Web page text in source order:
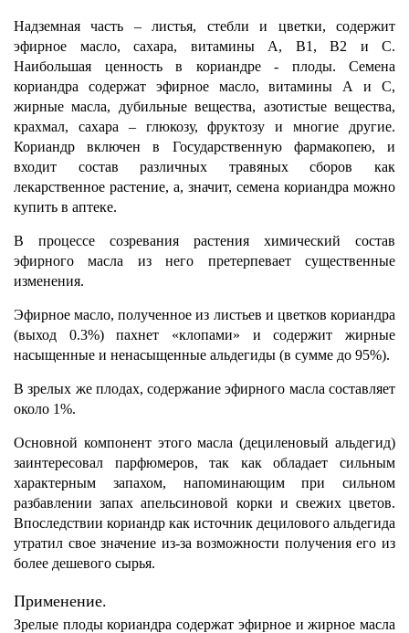
Надземная часть – листья, стебли и цветки, содержит
эфирное масло, сахара, витамины А, В1, В2 и С.
Наибольшая ценность в кориандре - плоды. Семена
кориандра содержат эфирное масло, витамины А и С,
жирные масла, дубильные вещества, азотистые вещества,
крахмал, сахара – глюкозу, фруктозу и многие другие.
Кориандр включен в Государственную фармакопею, и
входит состав различных травяных сборов как
лекарственное растение, а, значит, семена кориандра можно
купить в аптеке.
В процессе созревания растения химический состав
эфирного масла из него претерпевает существенные
изменения.
Эфирное масло, полученное из листьев и цветков кориандра
(выход 0.3%) пахнет «клопами» и содержит жирные
насыщенные и ненасыщенные альдегиды (в сумме до 95%).
В зрелых же плодах, содержание эфирного масла составляет
около 1%.
Основной компонент этого масла (дециленовый альдегид)
заинтересовал парфюмеров, так как обладает сильным
характерным запахом, напоминающим при сильном
разбавлении запах апельсиновой корки и свежих цветов.
Впоследствии кориандр как источник децилового альдегида
утратил свое значение из-за возможности получения его из
более дешевого сырья.
Применение.
Зрелые плоды кориандра содержат эфирное и жирное масла